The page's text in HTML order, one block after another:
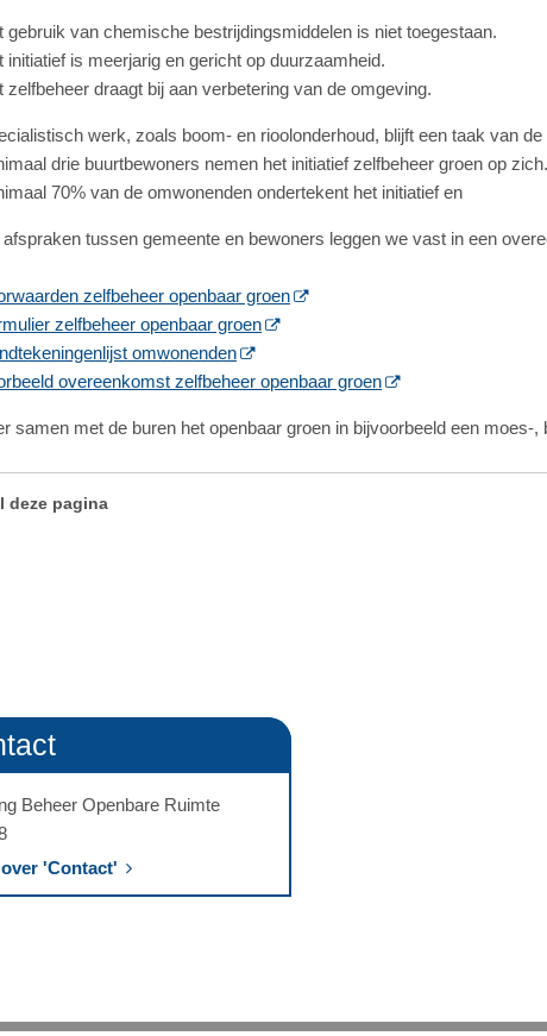
gebruik van chemische bestrijdingsmiddelen is niet toegestaan.
initiatief is meerjarig en gericht op duurzaamheid.
zelfbeheer draagt bij aan verbetering van de omgeving.
werk, zoals boom- en rioolonderhoud, blijft een taak van de
drie buurtbewoners nemen het initiatief zelfbeheer groen op zich.
70% van de omwonenden ondertekent het initiatief en
afspraken tussen gemeente en bewoners leggen we vast in een
zelfbeheer openbaar groen
zelfbeheer openbaar groen
omwonenden
overeenkomst zelfbeheer openbaar groen
samen met de buren het openbaar groen in bijvoorbeeld een moes-,
deze pagina
Beheer Openbare Ruimte
'Contact'